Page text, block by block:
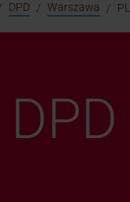
DPD Warszawa
DPD